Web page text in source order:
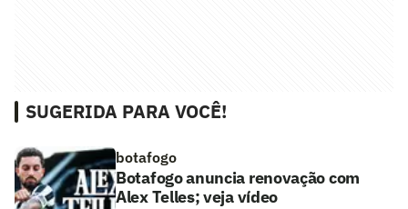
SUGERIDA PARA VOCÊ!
botafogo
Botafogo anuncia renovação com
Alex Telles; veja vídeo